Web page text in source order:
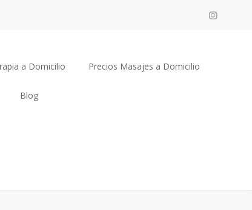
a Domicilio Precios Masajes a Domicilio
Blog